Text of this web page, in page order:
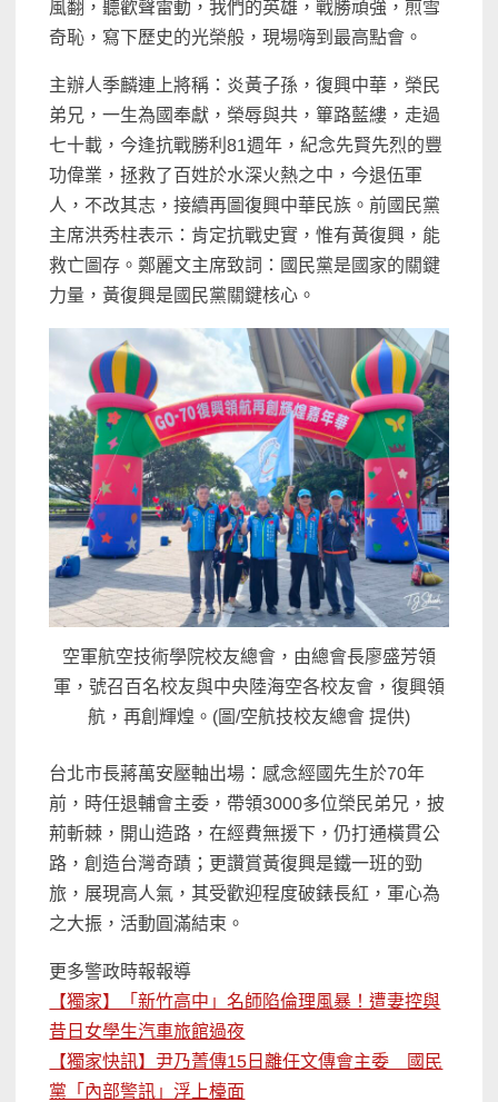
風翻，聽歡聲雷動，我們的英雄，戰勝頑強，煎雪
奇恥，寫下歷史的光榮般，現場嗨到最高點會。
主辦人季麟連上將稱：炎黃子孫，復興中華，榮民
弟兄，一生為國奉獻，榮辱與共，篳路藍縷，走過
七十載，今逢抗戰勝利81週年，紀念先賢先烈的豐
功偉業，拯救了百姓於水深火熱之中，今退伍軍
人，不改其志，接續再圖復興中華民族。前國民黨
主席洪秀柱表示：肯定抗戰史實，惟有黃復興，能
救亡圖存。鄭麗文主席致詞：國民黨是國家的關鍵
力量，黃復興是國民黨關鍵核心。
空軍航空技術學院校友總會，由總會長廖盛芳領
軍，號召百名校友與中央陸海空各校友會，復興領
航，再創輝煌。(圖/空航技校友總會 提供)
台北市長蔣萬安壓軸出場：感念經國先生於70年
前，時任退輔會主委，帶領3000多位榮民弟兄，披
荊斬棘，開山造路，在經費無援下，仍打通橫貫公
路，創造台灣奇蹟；更讚賞黃復興是鐵一班的勁
旅，展現高人氣，其受歡迎程度破錶長紅，軍心為
之大振，活動圓滿結束。
更多警政時報報導
【獨家】「新竹高中」名師陷倫理風暴！遭妻控與
昔日女學生汽車旅館過夜
【獨家快訊】尹乃菁傳15日離任文傳會主委 國民
黨「內部警訊」浮上檯面